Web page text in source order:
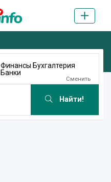
Финансы Бухгалтерия
Банки
Сменить
Найти!